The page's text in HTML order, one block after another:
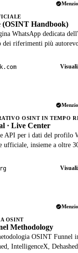
(OSINT Handbook)
WhatsApp dedicata
dei riferimenti più
OSINT IN TEMPO
· Live Center
API per i dati del profilo
ufficiale, insieme a oltre
OSINT
Methodology
OSINT Funnel
IntelligenceX, Dehashed